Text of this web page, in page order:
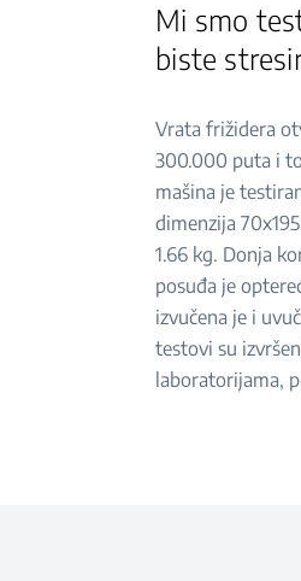
Mi smo
biste
Vrata frižidera
300.000 puta i
mašina je
dimenzija
1.66 kg. Donja
posuđa je
izvučena je i
testovi su
laboratorijama,